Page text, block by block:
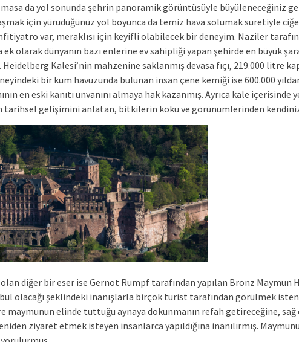
da yol sonunda şehrin panoramik görüntüsüyle büyüleneceğiniz
için yürüdüğünüz yol boyunca da temiz hava solumak suretiyle
var, meraklısı için keyifli olabilecek bir deneyim. Naziler
ek olarak dünyanın bazı enlerine ev sahipliği yapan şehirde en büyük
Kalesi’nin mahzenine saklanmış devasa fıçı, 219.000 litre
bir kum havuzunda bulunan insan çene kemiği ise 600.000
en eski kanıtı unvanını almaya hak kazanmış. Ayrıca kale
tarihsel gelişimini anlatan, bitkilerin koku ve görünümlerinden
diğer bir eser ise Gernot Rumpf tarafından yapılan Bronz Maymun
olacağı şeklindeki inanışlarla birçok turist tarafından görülmek
maymunun elinde tuttuğu aynaya dokunmanın refah getireceğine,
ziyaret etmek isteyen insanlarca yapıldığına inanılırmış.